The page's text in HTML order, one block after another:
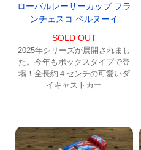
ローバルレーサーカップ フラ
ンチェスコ ベルヌーイ
SOLD OUT
2025年シリーズが展開されまし
た。今年もボックスタイプで登
場！全長約４センチの可愛いダ
イキャストカー